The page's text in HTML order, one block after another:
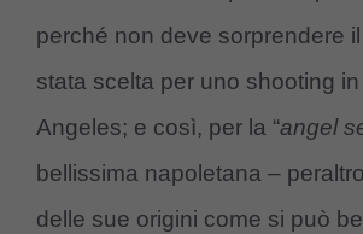
perché non deve sorprendere
stata scelta per uno shooting
Angeles; e così, per la “angel
bellissima napoletana –
delle sue origini come si può